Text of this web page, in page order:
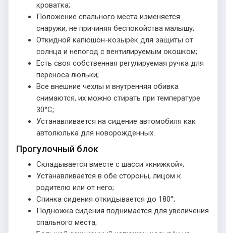
кроватка;
Положение спального места изменяется
снаружи, не причиняя беспокойства малышу;
Откидной капюшон-козырёк для защиты от
солнца и непогод с вентилируемым окошком;
Есть своя собственная регулируемая ручка для
переноса люльки;
Все внешние чехлы и внутренняя обивка
снимаются, их можно стирать при температуре
30°С;
Устанавливается на сидение автомобиля как
автолюлька для новорожденных.
Прогулочный блок
Складывается вместе с шасси «книжкой»;
Устанавливается в обе стороны, лицом к
родителю или от него;
Спинка сидения откидывается до 180°;
Подножка сидения поднимается для увеличения
спального места;